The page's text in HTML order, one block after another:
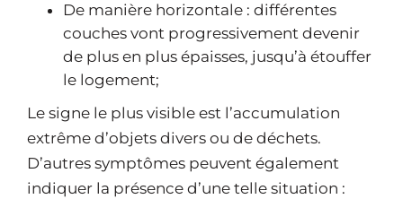
De manière horizontale : différentes
couches vont progressivement devenir
de plus en plus épaisses, jusqu’à étouffer
le logement;
Le signe le plus visible est l’accumulation
extrême d’objets divers ou de déchets.
D’autres symptômes peuvent également
indiquer la présence d’une telle situation :